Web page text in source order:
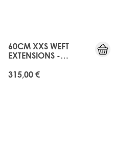
60CM XXS WEFT
EXTENSIONS -
315,00 €